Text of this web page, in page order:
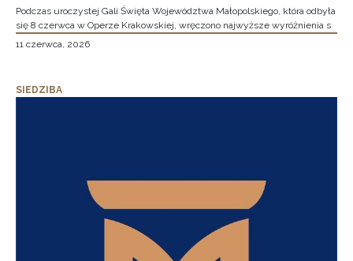
Podczas uroczystej Gali Święta Województwa Małopolskiego, która odbyła
się 8 czerwca w Operze Krakowskiej, wręczono najwyższe wyróżnienia s
11 czerwca, 2026
SIEDZIBA